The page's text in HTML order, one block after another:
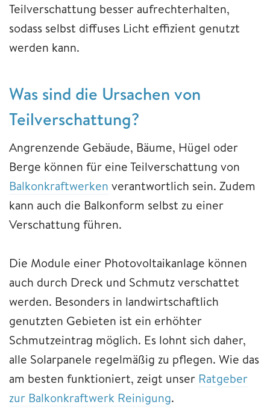
Teilverschattung besser aufrechterhalten,
sodass selbst diffuses Licht effizient genutzt
werden kann.
Was sind die Ursachen von
Teilverschattung?
Angrenzende Gebäude, Bäume, Hügel oder
Berge können für eine Teilverschattung von
Balkonkraftwerken verantwortlich sein. Zudem
kann auch die Balkonform selbst zu einer
Verschattung führen.
Die Module einer Photovoltaikanlage können
auch durch Dreck und Schmutz verschattet
werden. Besonders in landwirtschaftlich
genutzten Gebieten ist ein erhöhter
Schmutzeintrag möglich. Es lohnt sich daher,
alle Solarpanele regelmäßig zu pflegen. Wie das
am besten funktioniert, zeigt unser Ratgeber
zur Balkonkraftwerk Reinigung.